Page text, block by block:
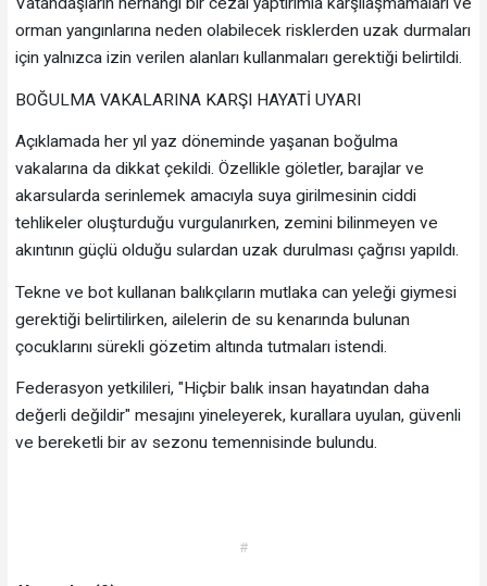
orman yangınlarına neden olabilecek risklerden uzak durmaları
için yalnızca izin verilen alanları kullanmaları gerektiği belirtildi.
BOĞULMA VAKALARINA KARŞI HAYATİ UYARI
Açıklamada her yıl yaz döneminde yaşanan boğulma
vakalarına da dikkat çekildi. Özellikle göletler, barajlar ve
akarsularda serinlemek amacıyla suya girilmesinin ciddi
tehlikeler oluşturduğu vurgulanırken, zemini bilinmeyen ve
akıntının güçlü olduğu sulardan uzak durulması çağrısı yapıldı.
Tekne ve bot kullanan balıkçıların mutlaka can yeleği giymesi
gerektiği belirtilirken, ailelerin de su kenarında bulunan
çocuklarını sürekli gözetim altında tutmaları istendi.
Federasyon yetkilileri, "Hiçbir balık insan hayatından daha
değerli değildir" mesajını yineleyerek, kurallara uyulan, güvenli
ve bereketli bir av sezonu temennisinde bulundu.
#